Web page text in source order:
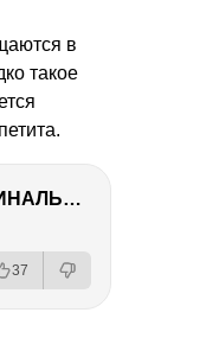
в
такое
Sony Alpha 7 IV – ФИНАЛЬНЫЙ ОБЗОР
37